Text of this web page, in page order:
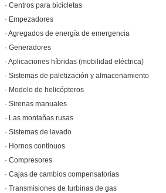
· Centros para bicicletas
· Empezadores
· Agregados de energía de emergencia
· Generadores
· Aplicaciones híbridas (mobilidad eléctrica)
· Sistemas de paletización y almacenamiento
· Modelo de helicópteros
· Sirenas manuales
· Las montañas rusas
· Sistemas de lavado
· Hornos continuos
· Compresores
· Cajas de cambios compensatorias
· Transmisiones de turbinas de gas